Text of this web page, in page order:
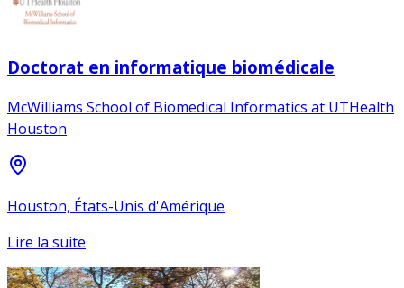
Doctorat en informatique biomédicale
McWilliams School of Biomedical Informatics at UTHealth
Houston
Houston, États-Unis d'Amérique
Lire la suite